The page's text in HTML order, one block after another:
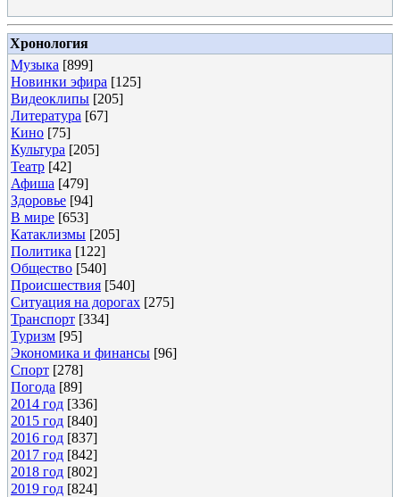
Хронология
Музыка [899]
Новинки эфира [125]
Видеоклипы [205]
Литература [67]
Кино [75]
Культура [205]
Театр [42]
Афиша [479]
Здоровье [94]
В мире [653]
Катаклизмы [205]
Политика [122]
Общество [540]
Происшествия [540]
Ситуация на дорогах [275]
Транспорт [334]
Туризм [95]
Экономика и финансы [96]
Спорт [278]
Погода [89]
2014 год [336]
2015 год [840]
2016 год [837]
2017 год [842]
2018 год [802]
2019 год [824]